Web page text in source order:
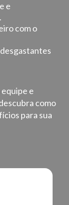
e
com o
e
como
para sua